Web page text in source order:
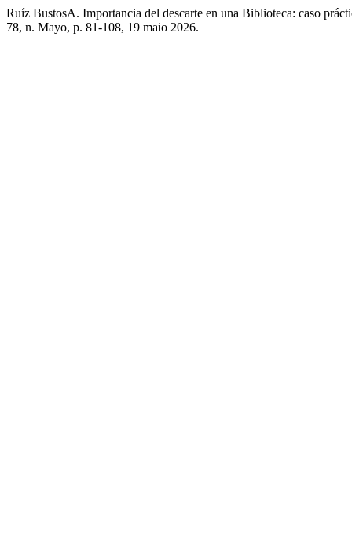
Ruíz BustosA. Importancia del descarte en una Biblioteca: caso
78, n. Mayo, p. 81-108, 19 maio 2026.